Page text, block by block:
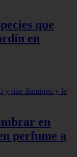
que
en
en
perfume a